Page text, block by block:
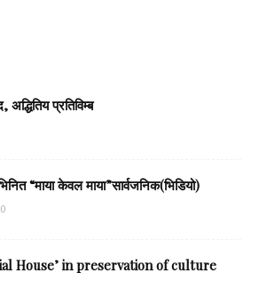
प्रतिविम्ब
“माया केवल माया”सार्वजनिक(भिडियो)
House’ in preservation of culture